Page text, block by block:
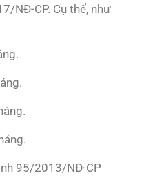
NĐ-CP. Cụ thể, như
95/2013/NĐ-CP